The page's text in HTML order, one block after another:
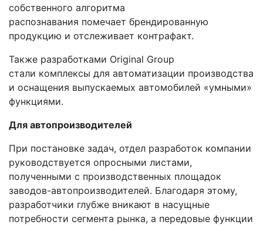
собственного алгоритма
распознавания помечает брендированную
продукцию и отслеживает контрафакт.
Также разработками Original Group
стали комплексы для автоматизации производства
и оснащения выпускаемых автомобилей «умными»
функциями.
Для автопроизводителей
При постановке задач, отдел разработок компании
руководствуется опросными листами,
полученными с производственных площадок
заводов-автопроизводителей. Благодаря этому,
разработчики глубже вникают в насущные
потребности сегмента рынка, а передовые функции